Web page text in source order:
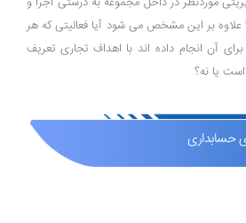
علاوه بر این مشخص می شود آیا فعالیتی که هر
آن انجام داده اند با اهداف تجاری تعریف
یا نه؟
حسابداری